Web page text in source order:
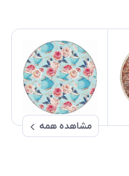
مشاهده همه